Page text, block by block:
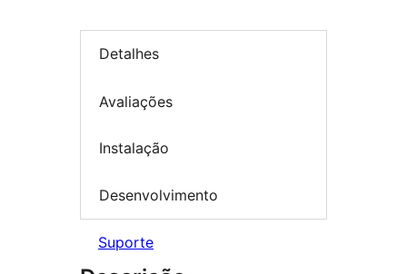
Detalhes
Avaliações
Instalação
Desenvolvimento
Suporte